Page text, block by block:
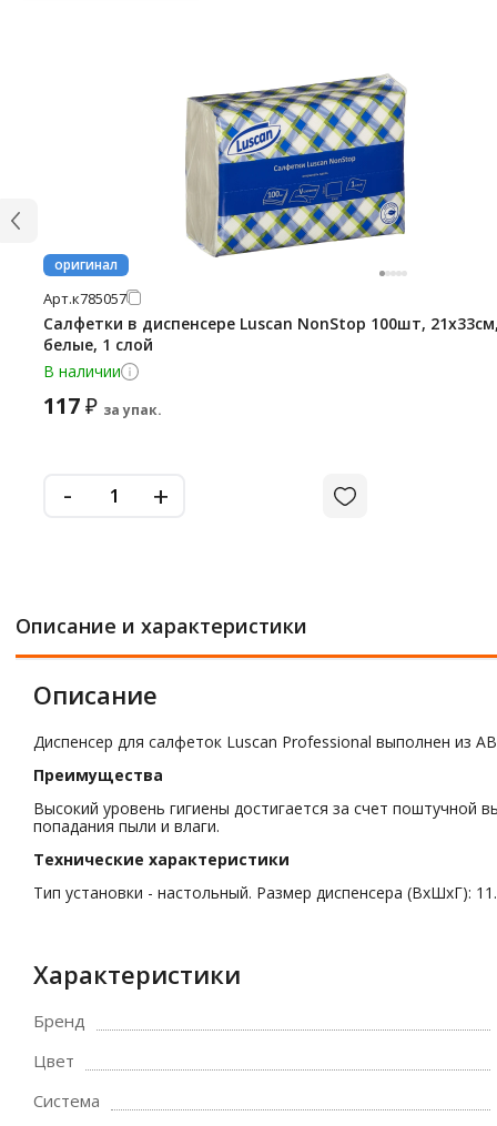
оригинал
Арт.к785057
Салфетки в диспенсере Luscan NonStop 100шт,
белые, 1 слой
В наличии
117₽ за упак.
- +
Описание и характеристики
Описание
Диспенсер для салфеток Luscan Professional выполнен из
Преимущества
Высокий уровень гигиены достигается за счет
попадания пыли и влаги.
Технические характеристики
Тип установки - настольный. Размер диспенсера (ВхШхГ):
Характеристики
Бренд
Цвет
Система